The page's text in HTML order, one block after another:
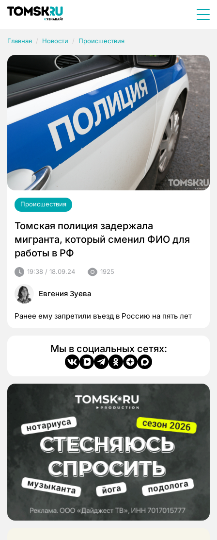
Главная Новости Происшествия
Происшествия
Томская полиция задержала
мигранта, который сменил ФИО для
работы в РФ
19:38 / 18.09.24 1925
Евгения Зуева
Ранее ему запретили въезд в Россию на пять лет
Мы в социальных сетях: